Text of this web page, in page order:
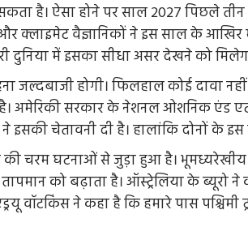
है। ऐसा होने पर साल 2027 पिछले
क्लाइमेट वैज्ञानिकों ने इस साल के
दुनिया में इसका सीधा असर देखने को
जल्दबाजी होगी। फिलहाल कोई दावा
सरकार के नेशनल ओशनिक एंड
चेतावनी दी है। हालांकि दोनों के इस
चरम घटनाओं से जुड़ा हुआ है। भूमध्यरेखीय
को बढ़ाता है। ऑस्ट्रेलिया के
वॉटकिंस ने कहा है कि हमारे पास पश्चिमी